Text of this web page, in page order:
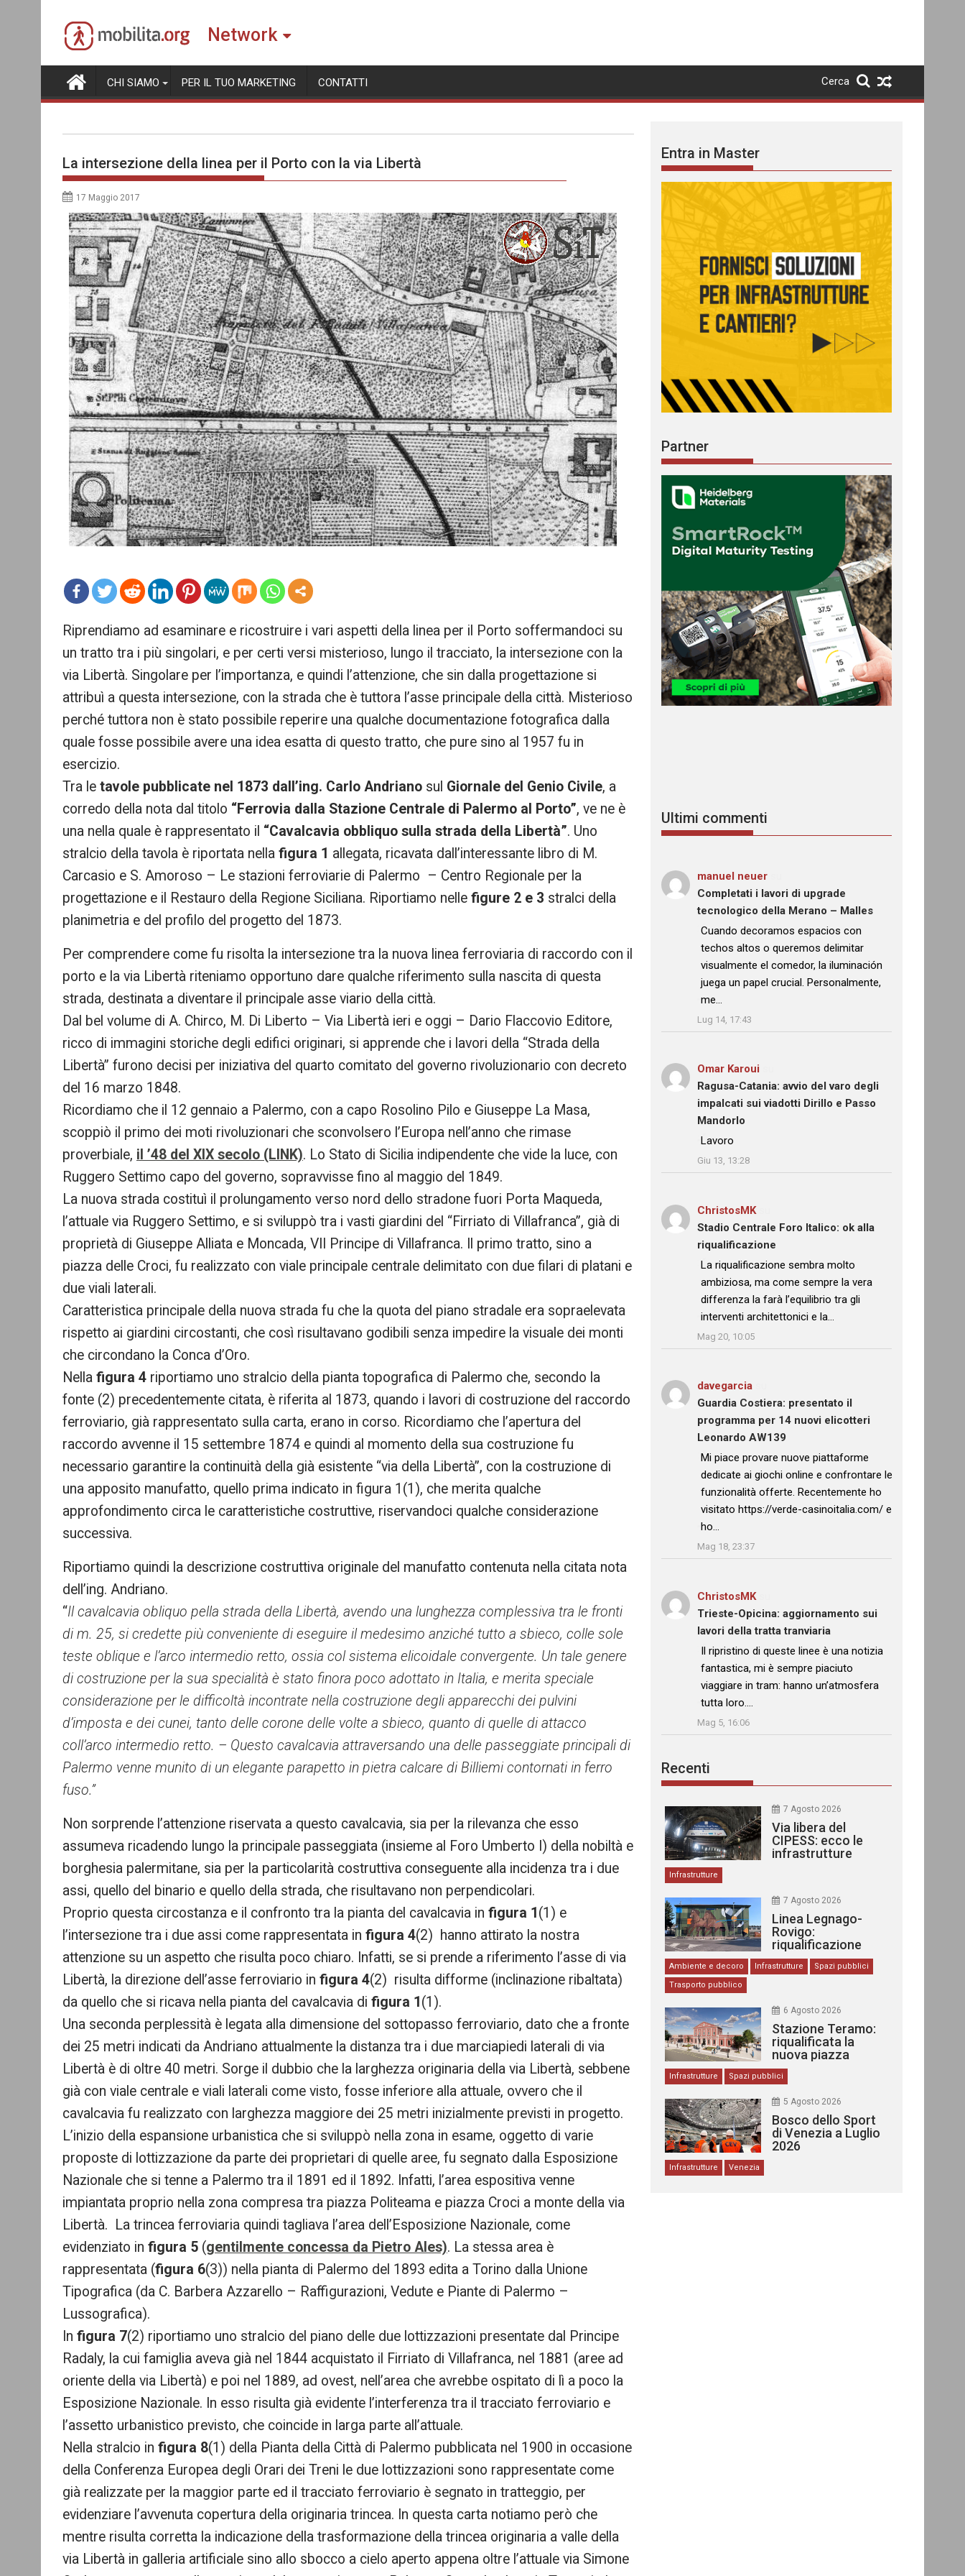
content
Network
CHI SIAMO PER IL TUO MARKETING CONTATTI Cerca
La intersezione della linea per il Porto con la via Libertà
17 Maggio 2017
re
Riprendiamo ad esaminare e ricostruire i vari aspetti della linea per il Porto soffermandoci su
un tratto tra i più singolari, e per certi versi misterioso, lungo il tracciato, la intersezione con la
via Libertà. Singolare per l’importanza, e quindi l’attenzione, che sin dalla progettazione si
attribuì a questa intersezione, con la strada che è tuttora l’asse principale della città. Misterioso
perché tuttora non è stato possibile reperire una qualche documentazione fotografica dalla
quale fosse possibile avere una idea esatta di questo tratto, che pure sino al 1957 fu in
esercizio.
Tra le tavole pubblicate nel 1873 dall’ing. Carlo Andriano sul Giornale del Genio Civile, a
corredo della nota dal titolo “Ferrovia dalla Stazione Centrale di Palermo al Porto”, ve ne è
una nella quale è rappresentato il “Cavalcavia obbliquo sulla strada della Libertà”. Uno
stralcio della tavola è riportata nella figura 1 allegata, ricavata dall’interessante libro di M.
Carcasio e S. Amoroso – Le stazioni ferroviarie di Palermo – Centro Regionale per la
progettazione e il Restauro della Regione Siciliana. Riportiamo nelle figure 2 e 3 stralci della
planimetria e del profilo del progetto del 1873.
Per comprendere come fu risolta la intersezione tra la nuova linea ferroviaria di raccordo con il
porto e la via Libertà riteniamo opportuno dare qualche riferimento sulla nascita di questa
strada, destinata a diventare il principale asse viario della città.
Dal bel volume di A. Chirco, M. Di Liberto – Via Libertà ieri e oggi – Dario Flaccovio Editore,
ricco di immagini storiche degli edifici originari, si apprende che i lavori della “Strada della
Libertà” furono decisi per iniziativa del quarto comitato del governo rivoluzionario con decreto
del 16 marzo 1848.
Ricordiamo che il 12 gennaio a Palermo, con a capo Rosolino Pilo e Giuseppe La Masa,
scoppiò il primo dei moti rivoluzionari che sconvolsero l’Europa nell’anno che rimase
proverbiale, il ’48 del XIX secolo (LINK). Lo Stato di Sicilia indipendente che vide la luce, con
Ruggero Settimo capo del governo, sopravvisse fino al maggio del 1849.
La nuova strada costituì il prolungamento verso nord dello stradone fuori Porta Maqueda,
l’attuale via Ruggero Settimo, e si sviluppò tra i vasti giardini del “Firriato di Villafranca”, già di
proprietà di Giuseppe Alliata e Moncada, VII Principe di Villafranca. Il primo tratto, sino a
piazza delle Croci, fu realizzato con viale principale centrale delimitato con due filari di platani e
due viali laterali.
Caratteristica principale della nuova strada fu che la quota del piano stradale era sopraelevata
rispetto ai giardini circostanti, che così risultavano godibili senza impedire la visuale dei monti
che circondano la Conca d’Oro.
Nella figura 4 riportiamo uno stralcio della pianta topografica di Palermo che, secondo la
fonte (2) precedentemente citata, è riferita al 1873, quando i lavori di costruzione del raccordo
ferroviario, già rappresentato sulla carta, erano in corso. Ricordiamo che l’apertura del
raccordo avvenne il 15 settembre 1874 e quindi al momento della sua costruzione fu
necessario garantire la continuità della già esistente “via della Libertà”, con la costruzione di
una apposito manufatto, quello prima indicato in figura 1(1), che merita qualche
approfondimento circa le caratteristiche costruttive, riservandoci qualche considerazione
successiva.
Riportiamo quindi la descrizione costruttiva originale del manufatto contenuta nella citata nota
dell’ing. Andriano.
“Il cavalcavia obliquo pella strada della Libertà, avendo una lunghezza complessiva tra le fronti
di m. 25, si credette più conveniente di eseguire il medesimo anziché tutto a sbieco, colle sole
teste oblique e l’arco intermedio retto, ossia col sistema elicoidale convergente. Un tale genere
di costruzione per la sua specialità è stato finora poco adottato in Italia, e merita speciale
considerazione per le difficoltà incontrate nella costruzione degli apparecchi dei pulvini
d’imposta e dei cunei, tanto delle corone delle volte a sbieco, quanto di quelle di attacco
coll’arco intermedio retto. – Questo cavalcavia attraversando una delle passeggiate principali di
Palermo venne munito di un elegante parapetto in pietra calcare di Billiemi contornati in ferro
fuso.”
Non sorprende l’attenzione riservata a questo cavalcavia, sia per la rilevanza che esso
assumeva ricadendo lungo la principale passeggiata (insieme al Foro Umberto I) della nobiltà e
borghesia palermitane, sia per la particolarità costruttiva conseguente alla incidenza tra i due
assi, quello del binario e quello della strada, che risultavano non perpendicolari.
Proprio questa circostanza e il confronto tra la pianta del cavalcavia in figura 1 (1) e
l’intersezione tra i due assi come rappresentata in figura 4(2) hanno attirato la nostra
attenzione su un aspetto che risulta poco chiaro. Infatti, se si prende a riferimento l’asse di via
Libertà, la direzione dell’asse ferroviario in figura 4(2) risulta difforme (inclinazione ribaltata)
da quello che si ricava nella pianta del cavalcavia di figura 1 (1).
Una seconda perplessità è legata alla dimensione del sottopasso ferroviario, dato che a fronte
dei 25 metri indicati da Andriano attualmente la distanza tra i due marciapiedi laterali di via
Libertà è di oltre 40 metri. Sorge il dubbio che la larghezza originaria della via Libertà, sebbene
già con viale centrale e viali laterali come visto, fosse inferiore alla attuale, ovvero che il
cavalcavia fu realizzato con larghezza maggiore dei 25 metri inizialmente previsti in progetto.
L’inizio della espansione urbanistica che si sviluppò nella zona in esame, oggetto di varie
proposte di lottizzazione da parte dei proprietari di quelle aree, fu segnato dalla Esposizione
Nazionale che si tenne a Palermo tra il 1891 ed il 1892. Infatti, l’area espositiva venne
impiantata proprio nella zona compresa tra piazza Politeama e piazza Croci a monte della via
Libertà. La trincea ferroviaria quindi tagliava l’area dell’Esposizione Nazionale, come
evidenziato in figura 5 (gentilmente concessa da Pietro Ales). La stessa area è
rappresentata (figura 6(3)) nella pianta di Palermo del 1893 edita a Torino dalla Unione
Tipografica (da C. Barbera Azzarello – Raffigurazioni, Vedute e Piante di Palermo –
Lussografica).
In figura 7(2) riportiamo uno stralcio del piano delle due lottizzazioni presentate dal Principe
Radaly, la cui famiglia aveva già nel 1844 acquistato il Firriato di Villafranca, nel 1881 (aree ad
oriente della via Libertà) e poi nel 1889, ad ovest, nell’area che avrebbe ospitato di lì a poco la
Esposizione Nazionale. In esso risulta già evidente l’interferenza tra il tracciato ferroviario e
l’assetto urbanistico previsto, che coincide in larga parte all’attuale.
Nella stralcio in figura 8(1) della Pianta della Città di Palermo pubblicata nel 1900 in occasione
della Conferenza Europea degli Orari dei Treni le due lottizzazioni sono rappresentate come
già realizzate per la maggior parte ed il tracciato ferroviario è segnato in tratteggio, per
evidenziare l’avvenuta copertura della originaria trincea. In questa carta notiamo però che
mentre risulta corretta la indicazione della trasformazione della trincea originaria a valle della
via Libertà in galleria artificiale sino allo sbocco a cielo aperto appena oltre l’attuale via Simone
Entra in Master
Partner
Ultimi commenti
manuel neuer
Completati i lavori di upgrade
tecnologico della Merano – Malles
: “
Cuando decoramos espacios con
techos altos o queremos delimitar
visualmente el comedor, la iluminación
juega un papel crucial. Personalmente,
me…
Lug 14, 17:43
Omar Karoui
Ragusa-Catania: avvio del varo degli
impalcati sui viadotti Dirillo e Passo
Mandorlo
: “Lavoro
Giu 13, 13:28
ChristosMKsu
Stadio Centrale Foro Italico: ok alla
riqualificazione
: “La riqualificazione sembra molto
ambiziosa, ma come sempre la vera
differenza la farà l’equilibrio tra gli
interventi architettonici e la…
Mag 20, 10:05
davegarcia
Guardia Costiera: presentato il
programma per 14 nuovi elicotteri
Leonardo AW139
: “
Mi piace provare nuove piattaforme
dedicate ai giochi online e confrontare le
funzionalità offerte. Recentemente ho
visitato https://verde-casinoitalia.com/ e
ho…
Mag 18, 23:37
ChristosMKsu
Trieste-Opicina: aggiornamento sui
lavori della tratta tranviaria
: “
Il ripristino di queste linee è una notizia
fantastica, mi è sempre piaciuto
viaggiare in tram: hanno un’atmosfera
tutta loro.…
Mag 5, 16:06
Recenti
7 Agosto 2026
Via libera del
CIPESS: ecco le
infrastrutture
Infrastrutture
7 Agosto 2026
Linea Legnago-
Rovigo:
riqualificazione
delle stazioni
Ambiente e decoro Infrastrutture
Spazi pubblici
Trasporto pubblico
6 Agosto 2026
Stazione Teramo:
riqualificata la
nuova piazza
urbana
Infrastrutture Spazi pubblici
5 Agosto 2026
Bosco dello Sport
di Venezia a Luglio
2026
Infrastrutture Venezia